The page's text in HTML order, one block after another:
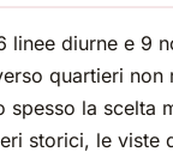
linee diurne e 9
quartieri non
spesso la scelta
storici, le viste